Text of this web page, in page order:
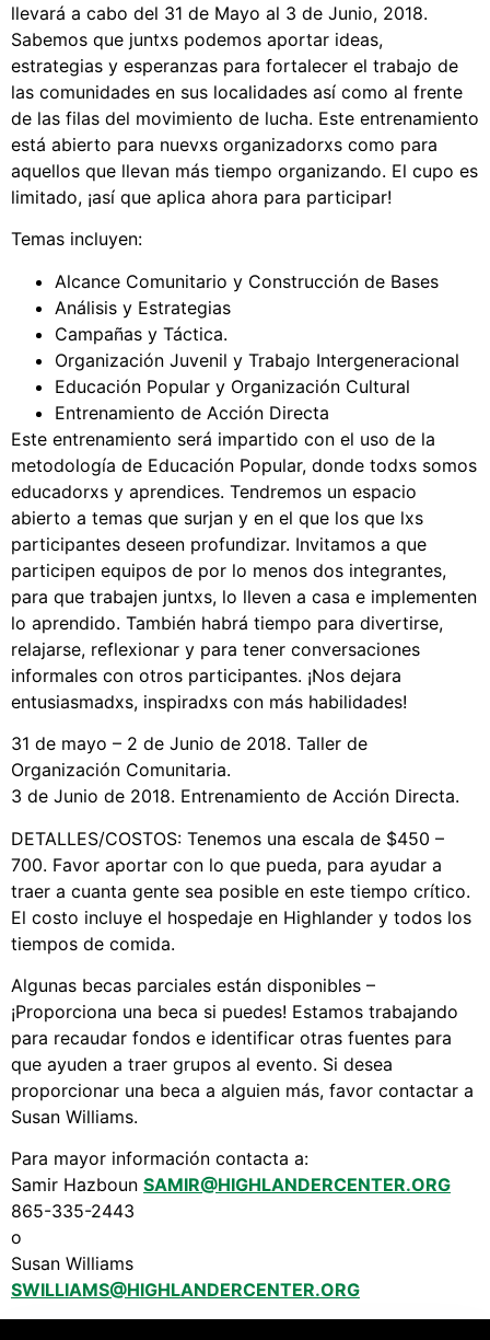
We Shall Overcome Fund
Support Us
Careers
Instagram
Twitter
Vimeo
llevará a cabo del 31 de Mayo al 3 de Junio, 2018.
Sabemos que juntxs podemos aportar ideas,
estrategias y esperanzas para fortalecer el trabajo de
las comunidades en sus localidades así como al frente
de las filas del movimiento de lucha. Este entrenamiento
está abierto para nuevxs organizadorxs como para
aquellos que llevan más tiempo organizando. El cupo es
limitado, ¡así que aplica ahora para participar!
Temas incluyen:
Alcance Comunitario y Construcción de Bases
Análisis y Estrategias
Campañas y Táctica.
Organización Juvenil y Trabajo Intergeneracional
Educación Popular y Organización Cultural
Entrenamiento de Acción Directa
Este entrenamiento será impartido con el uso de la
metodología de Educación Popular, donde todxs somos
educadorxs y aprendices. Tendremos un espacio
abierto a temas que surjan y en el que los que lxs
participantes deseen profundizar. Invitamos a que
participen equipos de por lo menos dos integrantes,
para que trabajen juntxs, lo lleven a casa e implementen
lo aprendido. También habrá tiempo para divertirse,
relajarse, reflexionar y para tener conversaciones
informales con otros participantes. ¡Nos dejara
entusiasmadxs, inspiradxs con más habilidades!
31 de mayo – 2 de Junio de 2018. Taller de
Organización Comunitaria.
3 de Junio de 2018. Entrenamiento de Acción Directa.
DETALLES/COSTOS: Tenemos una escala de $450 –
700. Favor aportar con lo que pueda, para ayudar a
traer a cuanta gente sea posible en este tiempo crítico.
El costo incluye el hospedaje en Highlander y todos los
tiempos de comida.
Algunas becas parciales están disponibles –
¡Proporciona una beca si puedes! Estamos trabajando
para recaudar fondos e identificar otras fuentes para
que ayuden a traer grupos al evento. Si desea
proporcionar una beca a alguien más, favor contactar a
Susan Williams.
Para mayor información contacta a:
Samir Hazboun SAMIR@HIGHLANDERCENTER.ORG
865-335-2443
o
Susan Williams
SWILLIAMS@HIGHLANDERCENTER.ORG